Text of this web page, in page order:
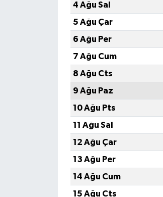
4 Ağu Sal
5 Ağu Çar
6 Ağu Per
7 Ağu Cum
8 Ağu Cts
9 Ağu Paz
10 Ağu Pts
11 Ağu Sal
12 Ağu Çar
13 Ağu Per
14 Ağu Cum
15 Ağu Cts